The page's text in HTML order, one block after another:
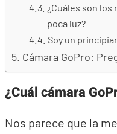
¿Cuáles son
poca luz?
Soy un
Cámara GoPro:
¿Cuál cámara
Nos parece que la